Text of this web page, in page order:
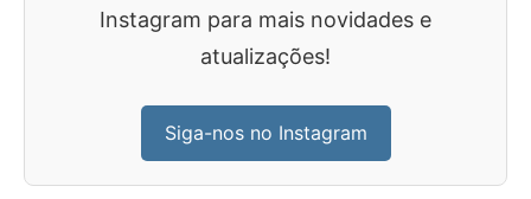
Instagram para mais novidades e
atualizações!
Siga-nos no Instagram